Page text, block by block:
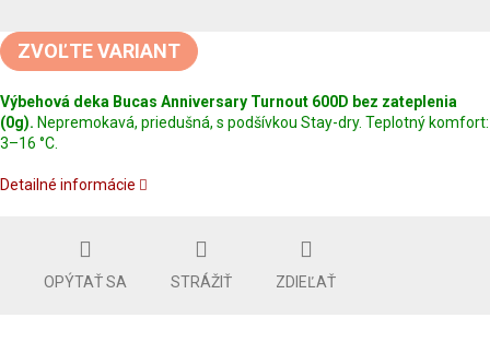
cena:
ZVOĽTE VARIANT
Výbehová deka Bucas Anniversary Turnout 600D bez zateplenia
(0g). Nepremokavá, priedušná, s podšívkou Stay-dry. Teplotný komfort:
3–16 °C.
Detailné informácie
OPÝTAŤ SA STRÁŽIŤ ZDIEĽAŤ